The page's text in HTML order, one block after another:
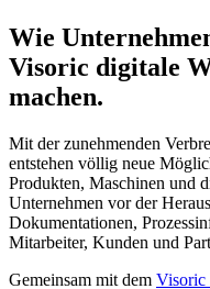
Wie
Visoric digitale
machen.
Mit der zunehmenden
entstehen völlig neue
Produkten, Maschinen und
Unternehmen vor der
Dokumentationen,
Mitarbeiter, Kunden und
Gemeinsam mit dem Visoric